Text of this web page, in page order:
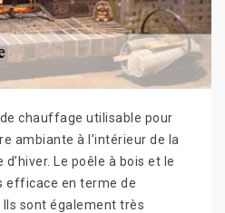
de chauffage utilisable pour
ambiante à l’intérieur de la
Le poêle à bois et le
efficace en terme de
sont également très